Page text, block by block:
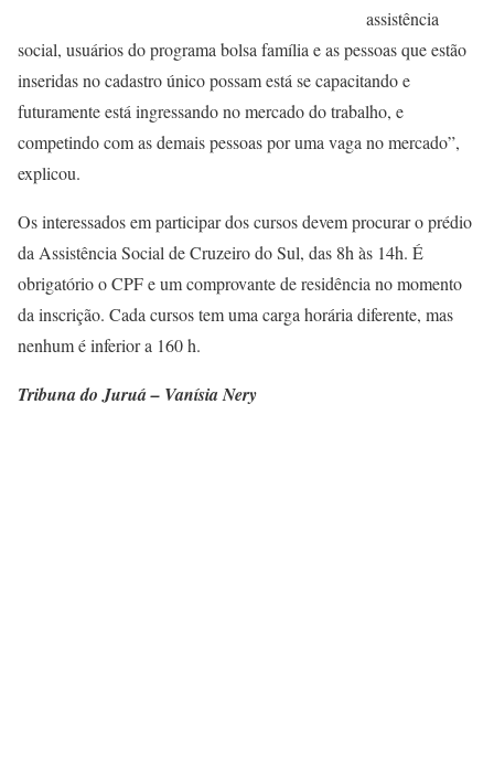
assistência
social, usuários do programa bolsa família e as pessoas que estão
inseridas no cadastro único possam está se capacitando e
futuramente está ingressando no mercado do trabalho, e
competindo com as demais pessoas por uma vaga no mercado”,
explicou.
Os interessados em participar dos cursos devem procurar o prédio
da Assistência Social de Cruzeiro do Sul, das 8h às 14h. É
obrigatório o CPF e um comprovante de residência no momento
da inscrição. Cada cursos tem uma carga horária diferente, mas
nenhum é inferior a 160 h.
Tribuna do Juruá – Vanísia Nery